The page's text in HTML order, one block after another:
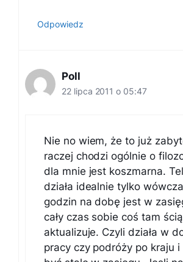
Odpowiedz
Poll
22 lipca 2011 o 05:47
Nie no wiem, że to już
raczej chodzi ogólnie o
dla mnie jest koszmarna.
działa idealnie tylko
godzin na dobę jest w
cały czas sobie coś tam
aktualizuje. Czyli działa w
pracy czy podróży po kraju